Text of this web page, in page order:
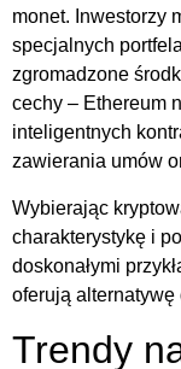
monet. Inwestorzy
specjalnych
zgromadzone
cechy – Ethereum
inteligentnych
zawierania umów
Wybierając
charakterystykę i
doskonałymi
oferują
Trendy